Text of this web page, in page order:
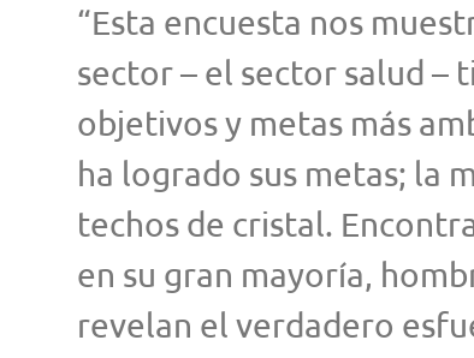
“Esta encuesta nos
sector – el sector salud –
objetivos y metas más
ha logrado sus metas; la
techos de cristal.
en su gran mayoría,
revelan el verdadero